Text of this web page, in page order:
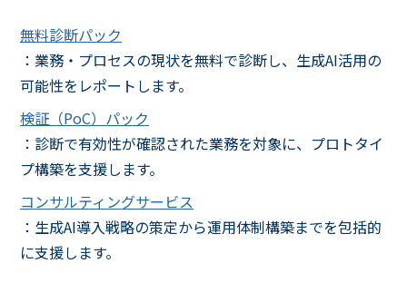
無料診断パック
：業務・プロセスの現状を無料で診断し、生成AI活用の
可能性をレポートします。
検証（PoC）パック
：診断で有効性が確認された業務を対象に、プロトタイ
プ構築を支援します。
コンサルティングサービス
：生成AI導入戦略の策定から運用体制構築までを包括的
に支援します。